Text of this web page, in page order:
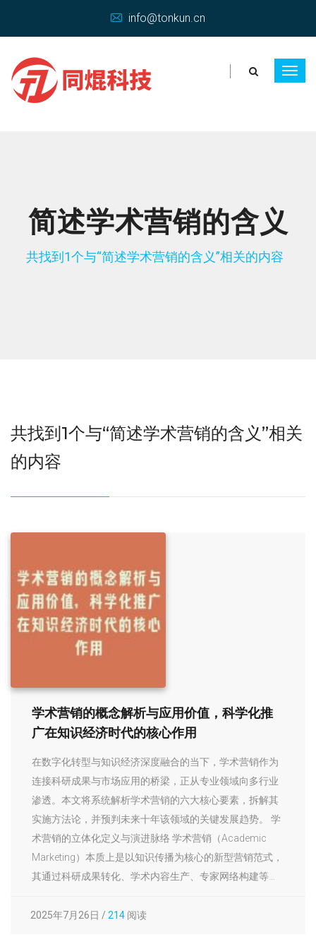
info@tonkun.cn
简述学术营销的含义
共找到1个与“简述学术营销的含义”相关的内容
共找到1个与“简述学术营销的含义”相关
的内容
学术营销的概念解析与应用价值，科学化推
广在知识经济时代的核心作用
在数字化转型与知识经济深度融合的当下，学术营销作为
连接科研成果与市场应用的桥梁，正从专业领域向多行业
渗透。本文将系统解析学术营销的六大核心要素，拆解其
实施方法论，并预判未来十年该领域的关键发展趋势。 学
术营销的立体化定义与演进脉络 学术营销（Academic
Marketing）本质上是以知识传播为核心的新型营销范式，
其通过科研成果转化、学术内容生产、专家网络构建等…
2025年7月26日 / 214 阅读